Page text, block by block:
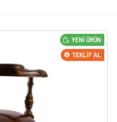
YENI ÜRÜN
TEKLIF AL